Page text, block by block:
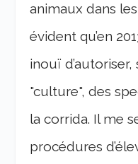
animaux dans
évident qu’en
inouï
"culture", des
la corrida. Il me
procédures